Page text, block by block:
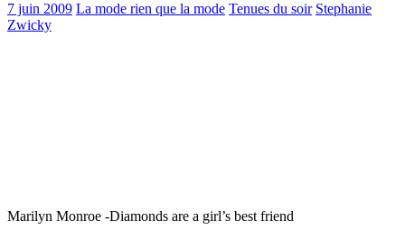
7 juin 2009 La mode rien que la mode Tenues du soir Stephanie
Zwicky
Marilyn Monroe -Diamonds are a girl’s best friend